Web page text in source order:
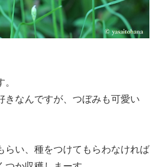
きなんですが、つぼみも可愛い
らい、種をつけてもらわなければ